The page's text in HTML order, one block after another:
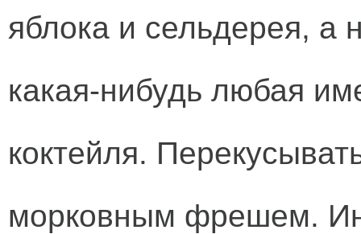
яблока и сельдерея,
какая-нибудь любая
коктейля.
морковным фрешем.